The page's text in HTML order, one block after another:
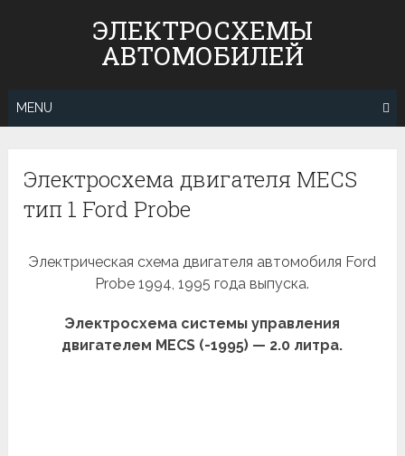
ЭЛЕКТРОСХЕМЫ
АВТОМОБИЛЕЙ
MENU
Электросхема двигателя MECS
тип 1 Ford Probe
Электрическая схема двигателя автомобиля Ford
Probe 1994, 1995 года выпуска.
Электросхема системы управления
двигателем MECS (-1995) — 2.0 литра.